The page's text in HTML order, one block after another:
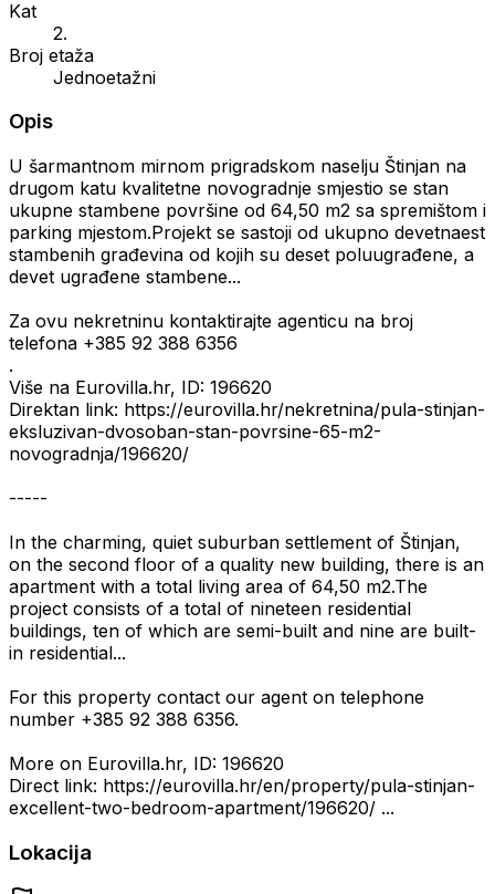
Kat
2.
Broj etaža
Jednoetažni
Opis
U šarmantnom mirnom prigradskom naselju Štinjan na
drugom katu kvalitetne novogradnje smjestio se stan
ukupne stambene površine od 64,50 m2 sa spremištom i
parking mjestom.Projekt se sastoji od ukupno devetnaest
stambenih građevina od kojih su deset poluugrađene, a
devet ugrađene stambene...
Za ovu nekretninu kontaktirajte agenticu na broj
telefona +385 92 388 6356
.
Više na Eurovilla.hr, ID: 196620
Direktan link: https://eurovilla.hr/nekretnina/pula-stinjan-
eksluzivan-dvosoban-stan-povrsine-65-m2-
novogradnja/196620/
-----
In the charming, quiet suburban settlement of Štinjan,
on the second floor of a quality new building, there is an
apartment with a total living area of 64,50 m2.The
project consists of a total of nineteen residential
buildings, ten of which are semi-built and nine are built-
in residential...
For this property contact our agent on telephone
number +385 92 388 6356.
More on Eurovilla.hr, ID: 196620
Direct link: https://eurovilla.hr/en/property/pula-stinjan-
excellent-two-bedroom-apartment/196620/ ...
Lokacija